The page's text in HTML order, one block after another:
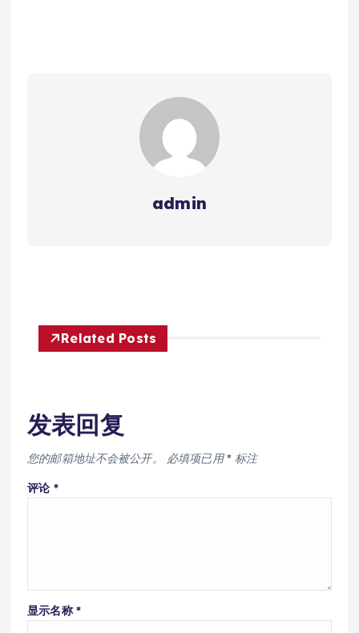
admin
Related Posts
发表回复
您的邮箱地址不会被公开。 必填项已用* 标注
评论 *
显示名称 *